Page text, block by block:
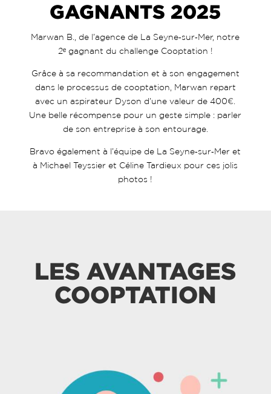
GAGNANTS 2025
Marwan B., de l’agence de La Seyne‑sur‑Mer, notre
2ᵉ gagnant du challenge Cooptation !
Grâce à sa recommandation et à son engagement
dans le processus de cooptation, Marwan repart
avec un aspirateur Dyson d’une valeur de 400€.
Une belle récompense pour un geste simple : parler
de son entreprise à son entourage.
Bravo également à l’équipe de La Seyne‑sur‑Mer et
à Michael Teyssier et Céline Tardieux pour ces jolis
photos !
LES AVANTAGES
COOPTATION